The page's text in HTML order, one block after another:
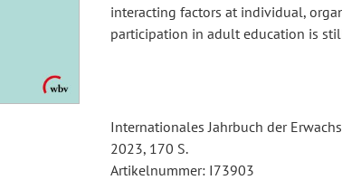
interacting factors at individual,
participation in adult education is
Internationales Jahrbuch der
2023, 170 S.
Artikelnummer: I73903